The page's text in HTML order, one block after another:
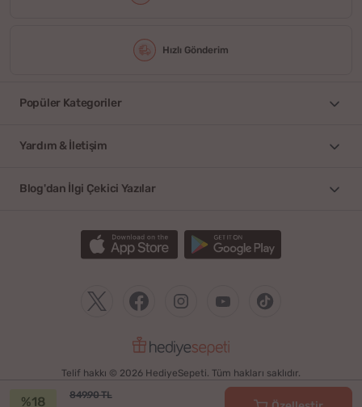
%18 849.90 TL
Hızlı Gönderim
Popüler Kategoriler
Yardım & İletişim
Blog'dan İlgi Çekici Yazılar
Telif hakkı © 2026 HediyeSepeti. Tüm hakları saklıdır.